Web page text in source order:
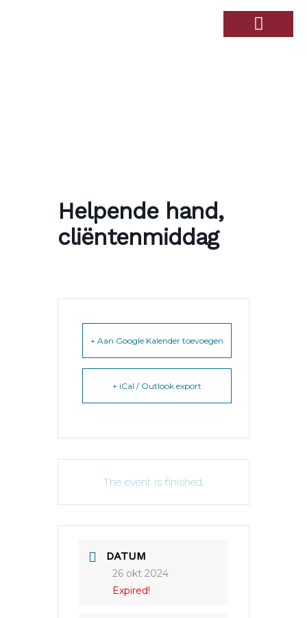
Helpende hand,
cliëntenmiddag
+ Aan Google Kalender toevoegen
+ iCal / Outlook export
The event is finished.
DATUM
26 okt 2024
Expired!